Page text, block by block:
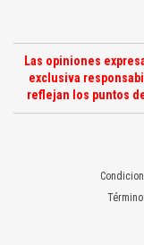
Las opiniones
exclusiva
reflejan los puntos